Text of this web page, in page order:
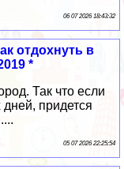
06 07 2026 18:43:32
отдохнуть в
*
Так что если
придется
05 07 2026 22:25:54